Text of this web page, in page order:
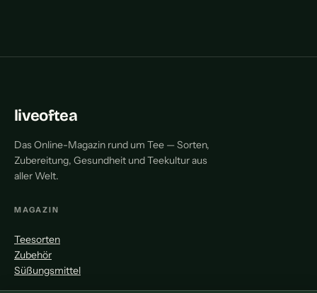
liveoftea
Das Online-Magazin rund um Tee — Sorten,
Zubereitung, Gesundheit und Teekultur aus
aller Welt.
MAGAZIN
Teesorten
Zubehör
Süßungsmittel